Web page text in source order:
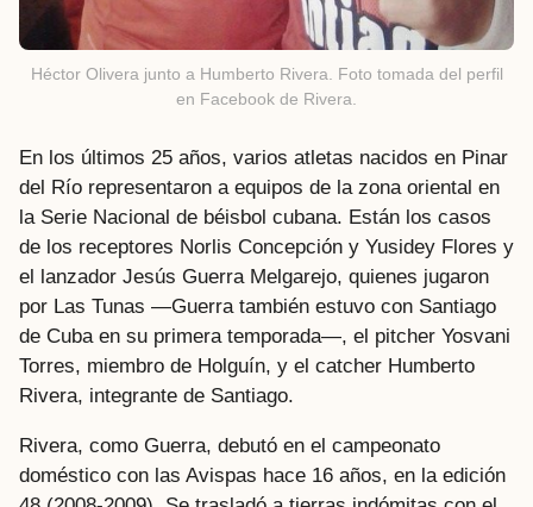
Héctor Olivera junto a Humberto Rivera. Foto tomada del perfil
en Facebook de Rivera.
En los últimos 25 años, varios atletas nacidos en Pinar
del Río representaron a equipos de la zona oriental en
la Serie Nacional de béisbol cubana. Están los casos
de los receptores Norlis Concepción y Yusidey Flores y
el lanzador Jesús Guerra Melgarejo, quienes jugaron
por Las Tunas —Guerra también estuvo con Santiago
de Cuba en su primera temporada—, el pitcher Yosvani
Torres, miembro de Holguín, y el catcher Humberto
Rivera, integrante de Santiago.
Rivera, como Guerra, debutó en el campeonato
doméstico con las Avispas hace 16 años, en la edición